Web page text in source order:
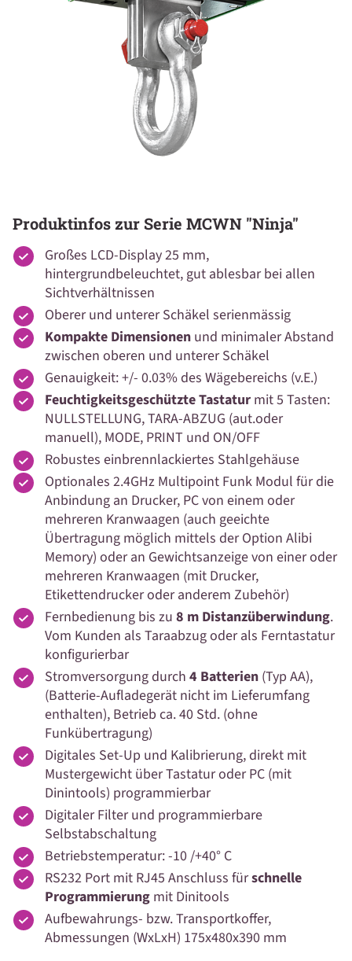
Produktinfos zur Serie MCWN "Ninja"
Großes LCD-Display 25 mm,
hintergrundbeleuchtet, gut ablesbar bei allen
Sichtverhältnissen
Oberer und unterer Schäkel serienmässig
Kompakte Dimensionen und minimaler Abstand
zwischen oberen und unterer Schäkel
Genauigkeit: +/- 0.03% des Wägebereichs (v.E.)
Feuchtigkeitsgeschützte Tastatur mit 5 Tasten:
NULLSTELLUNG, TARA-ABZUG (aut.oder
manuell), MODE, PRINT und ON/OFF
Robustes einbrennlackiertes Stahlgehäuse
Optionales 2.4GHz Multipoint Funk Modul für die
Anbindung an Drucker, PC von einem oder
mehreren Kranwaagen (auch geeichte
Übertragung möglich mittels der Option Alibi
Memory) oder an Gewichtsanzeige von einer oder
mehreren Kranwaagen (mit Drucker,
Etikettendrucker oder anderem Zubehör)
Fernbedienung bis zu 8 m Distanzüberwindung.
Vom Kunden als Taraabzug oder als Ferntastatur
konfigurierbar
Stromversorgung durch 4 Batterien (Typ AA),
(Batterie-Aufladegerät nicht im Lieferumfang
enthalten), Betrieb ca. 40 Std. (ohne
Funkübertragung)
Digitales Set-Up und Kalibrierung, direkt mit
Mustergewicht über Tastatur oder PC (mit
Dinintools) programmierbar
Digitaler Filter und programmierbare
Selbstabschaltung
Betriebstemperatur: -10 /+40° C
RS232 Port mit RJ45 Anschluss fürschnelle
Programmierung mit Dinitools
Aufbewahrungs- bzw. Transportkoffer,
Abmessungen (WxLxH) 175x480x390 mm